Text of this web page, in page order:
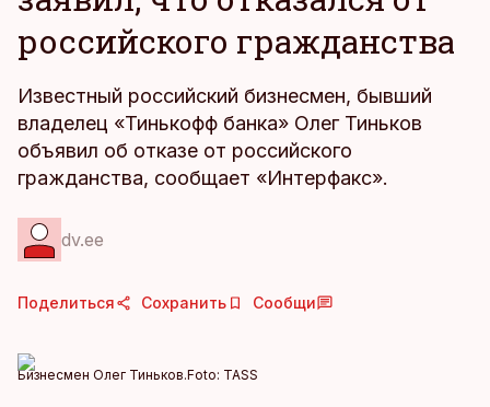
российского гражданства
Известный российский бизнесмен, бывший
владелец «Тинькофф банка» Олег Тиньков
объявил об отказе от российского
гражданства, сообщает «Интерфакс».
dv.ee
Поделиться Сохранить Сообщи
Бизнесмен Олег Тиньков.Foto: TASS